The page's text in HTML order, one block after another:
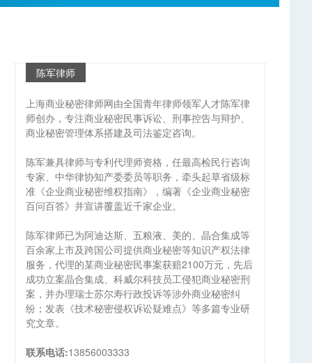
陈军律师
上海商业秘密律师网由全国青年律师领军人才陈军律
师创办，专注商业秘密民事诉讼、刑事控告与辩护、
商业秘密管理体系搭建及司法鉴定咨询。
陈军兼具律师与专利代理师资格，任最高检民行咨询
专家、中华律协知产委委员等职务，牵头起草省级标
准《企业商业秘密维权指南》，编著《企业商业秘密
百问百答》并宣讲覆盖近千家企业。
陈军律师已为阿迪达斯、五粮液、美的、晶合集成等
百余家上市及跨国公司提供商业秘密等知识产权法律
服务，代理的某商业秘密民事案获赔2100万元，先后
成功立案晶合集成、科威尔科技员工侵犯商业秘密刑
案，并办理瑞士苏尔寿行政投诉等涉外商业秘密纠
纷；发表《技术秘密侵权诉讼疑难点》等多篇专业研
究文章。
联系电话:13856003333